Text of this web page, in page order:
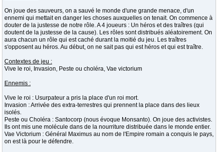
On joue des sauveurs, on a sauvé le monde d'une grande menace, d'un
ennemi qui mettait en danger les choses auxquelles on tenait. On commence à
douter de la justesse de notre rôle. A 4 joueurs : Un héros et des traîtres (qui
doutent de la justesse de la cause). Les rôles sont distribués aléatoirement. On
aura chacun un rôle qui est caché durant la moitié du jeu. Les traîtres
s'opposent au héros. Au début, on ne sait pas qui est héros et qui est traître.
Contextes de jeu :
Vive le roi, Invasion, Peste ou choléra, Vae victorium
Ennemis :
Vive le roi : Usurpateur a pris la place d'un roi mort.
Invasion : Arrivée des extra-terrestres qui prennent la place dans des lieux
isolés.
Peste ou Choléra : Santocorp (nous évoque Monsanto). On joue des activistes.
Ils ont mis une molécule dans de la nourriture distribuée dans le monde entier.
Vae Victorium : Général Maximus au nom de l'Empire romain a conquis le pays,
on est là pour le défendre.